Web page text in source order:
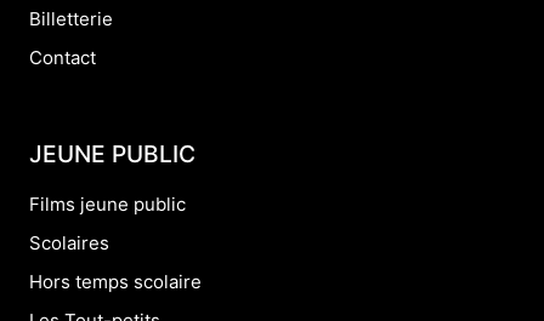
Billetterie
Contact
JEUNE PUBLIC
Films jeune public
Scolaires
Hors temps scolaire